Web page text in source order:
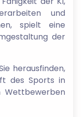
und
spielt eine
der
herausfinden,
des Sports in
Wettbewerben